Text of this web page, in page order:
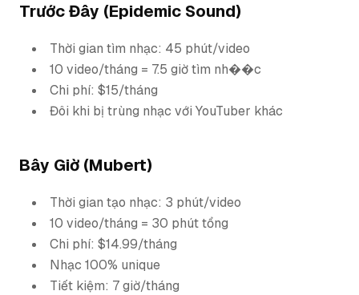
Trước Đây (Epidemic Sound)
Thời gian tìm nhạc: 45 phút/video
10 video/tháng = 7.5 giờ tìm nh��c
Chi phí: $15/tháng
Đôi khi bị trùng nhạc với YouTuber khác
Bây Giờ (Mubert)
Thời gian tạo nhạc: 3 phút/video
10 video/tháng = 30 phút tổng
Chi phí: $14.99/tháng
Nhạc 100% unique
Tiết kiệm: 7 giờ/tháng